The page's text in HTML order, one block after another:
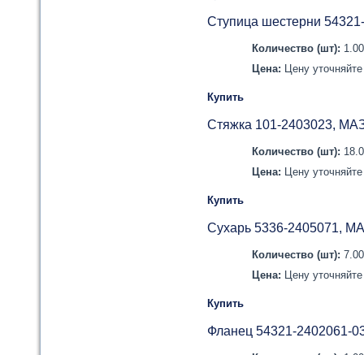
Ступица шестерни
Количество (шт):
Цена: Цену
Купить
Стяжка 101-2403023,
Количество (шт):
Цена: Цену
Купить
Сухарь 5336-2405071,
Количество (шт):
Цена: Цену
Купить
Фланец 54321-2402061-